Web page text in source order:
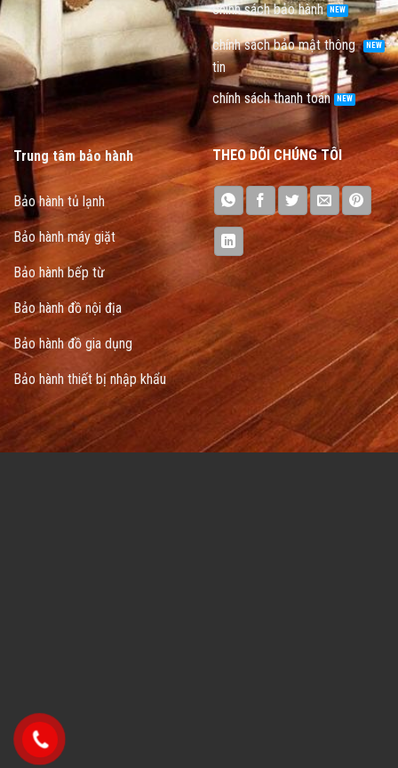
chính sách bảo hành
chính sách bảo mật thông
tin
chính sách thanh toán
Trung tâm bảo hành
Bảo hành tủ lạnh
Bảo hành máy giặt
Bảo hành bếp từ
Bảo hành đồ nội địa
Bảo hành đồ gia dụng
Bảo hành thiết bị nhập khẩu
THEO DÕI CHÚNG TÔI